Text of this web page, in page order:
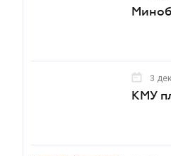
3
КМУ